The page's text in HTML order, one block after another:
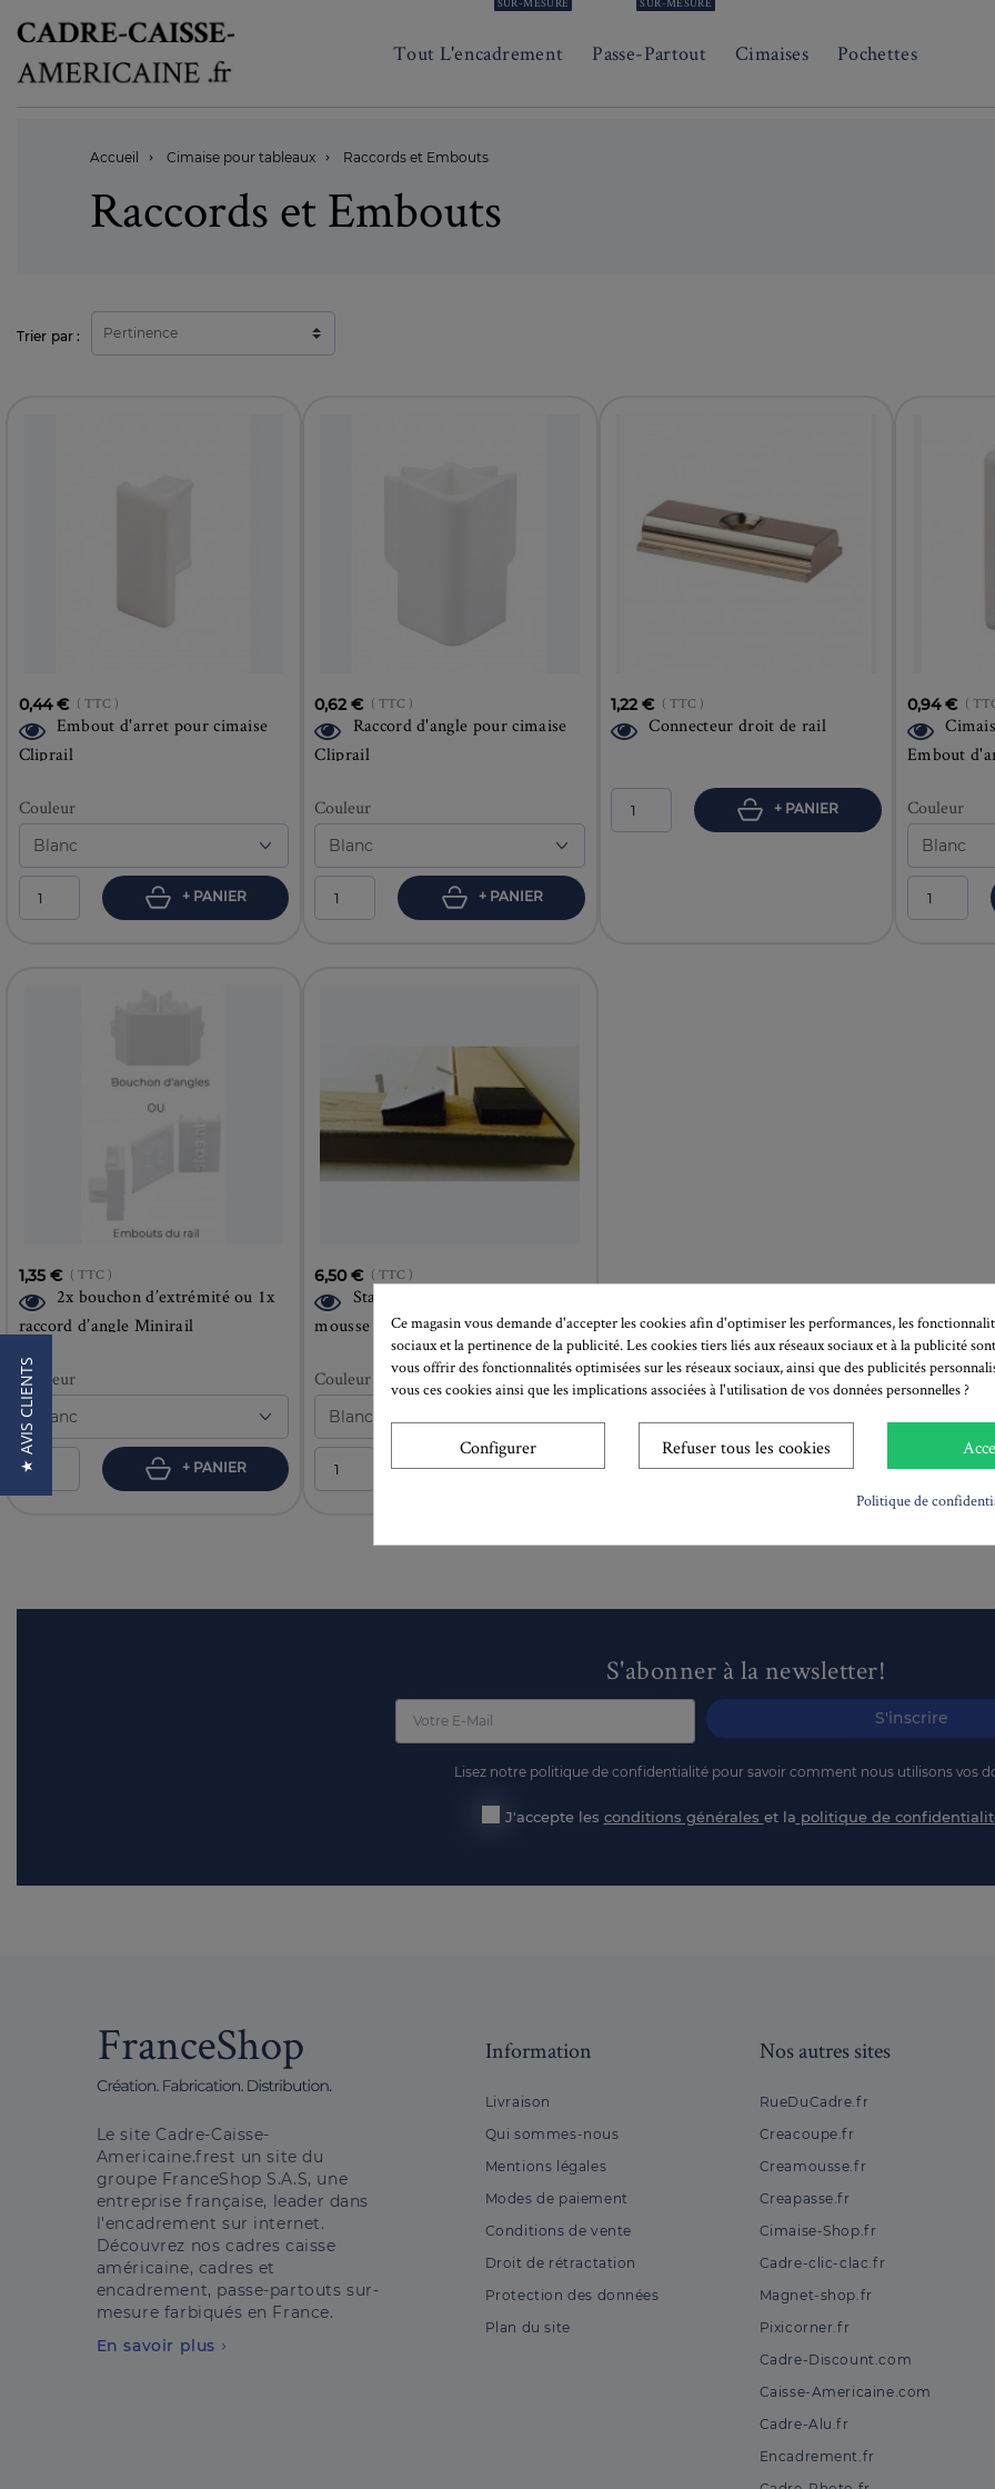
Tout L'encadrement Passe-Partout Cimaises Pochettes
Accueil  Cimaise pour tableaux  Raccords et Embouts
Raccords et Embouts
Trier par : Pertinence
0,44 € ( TTC )
Embout d'arret pour cimaise
Cliprail
Couleur
+ PANIER
0,62 € ( TTC )
Raccord d'angle pour cimaise
Cliprail
Couleur
+ PANIER
1,22 € ( TTC )
Connecteur droit de rail
+ PANIER
0,94 € (
Embout
Couleur
1,35 € ( TTC )
2x bouchon d’extrémité ou 1x
raccord d’angle Minirail
Couleur
+ PANIER
6,50 € ( TTC )
Stabilisateur, redresseur
mousse adhésive pour cadre Pack
Couleur
+ PANIER
S'abonner à la newsletter!
S'inscrire
Lisez notre politique de confidentialité pour savoir comment nous utilisons vos
J'accepte les conditions générales et la politique de
Le site Cadre-Caisse-
Americaine.frest un site du
groupe FranceShop S.A.S, une
entreprise française, leader dans
l'encadrement sur internet.
Découvrez nos cadres caisse
américaine, cadres et
encadrement, passe-partouts sur-
mesure farbiqués en France.
En savoir plus
Information
Livraison
Qui sommes-nous
Mentions légales
Modes de paiement
Conditions de vente
Droit de rétractation
Protection des données
Plan du site
Nos autres sites
RueDuCadre.fr
Creacoupe.fr
Creamousse.fr
Creapasse.fr
Cimaise-Shop.fr
Cadre-clic-clac.fr
Magnet-shop.fr
Pixicorner.fr
Cadre-Discount.com
Caisse-Americaine.com
Cadre-Alu.fr
Encadrement.fr
Ce magasin vous demande d'accepter les cookies afin d'optimiser les performances, les
sociaux et la pertinence de la publicité. Les cookies tiers liés aux réseaux sociaux et à la publicité
vous offrir des fonctionnalités optimisées sur les réseaux sociaux, ainsi que des publicités
vous ces cookies ainsi que les implications associées à l'utilisation de vos données personnelles ?
Refuser tous les cookies
Configurer
Politique de
★ AVIS CLIENTS